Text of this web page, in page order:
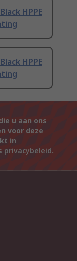
HPPE
HPPE
u aan ons
voor deze
in
privacybeleid.